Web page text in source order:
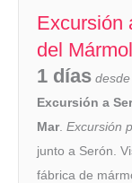
Excursión
del
1 días desde
Excursión a
Mar. Excursión
junto a Serón.
fábrica de